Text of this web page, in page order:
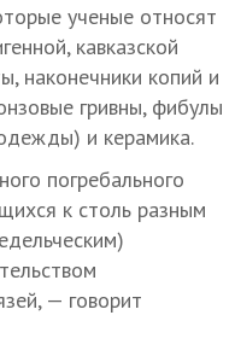
ученые относят
кавказской
наконечники копий и
гривны, фибулы
и керамика.
погребального
к столь разным
— говорит